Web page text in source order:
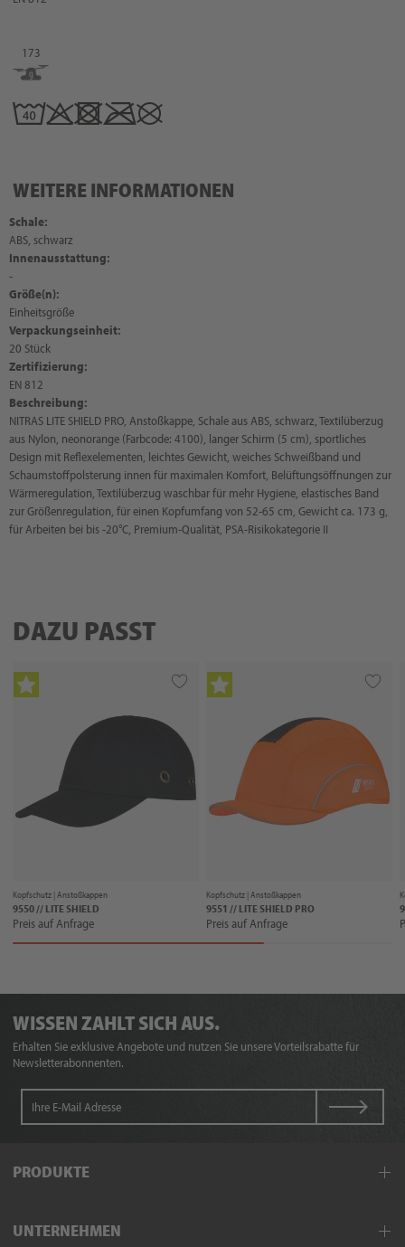
173
WEITERE INFORMATIONEN
Schale:
ABS, schwarz
Innenausstattung:
-
Größe(n):
Einheitsgröße
Verpackungseinheit:
20 Stück
Zertifizierung:
EN 812
Beschreibung:
NITRAS LITE SHIELD PRO, Anstoßkappe, Schale aus ABS, schwarz, Textilüberzug
aus Nylon, neonorange (Farbcode: 4100), langer Schirm (5 cm), sportliches
Design mit Reflexelementen, leichtes Gewicht, weiches Schweißband und
Schaumstoffpolsterung innen für maximalen Komfort, Belüftungsöffnungen zur
Wärmeregulation, Textilüberzug waschbar für mehr Hygiene, elastisches Band
zur Größenregulation, für einen Kopfumfang von 52-65 cm, Gewicht ca. 173 g,
für Arbeiten bei bis -20°C, Premium-Qualität, PSA-Risikokategorie II
DAZU PASST
Kopfschutz |Anstoßkappen
9550 // LITE SHIELD
Preis auf Anfrage
Kopfschutz |Anstoßkappen
9551 // LITE SHIELD PRO
Preis auf Anfrage
WISSEN ZAHLT SICH AUS.
Erhalten Sie exklusive Angebote und nutzen Sie unsere Vorteilsrabatte für
Newsletterabonnenten.
PRODUKTE
Schutzkleidung
UNTERNEHMEN